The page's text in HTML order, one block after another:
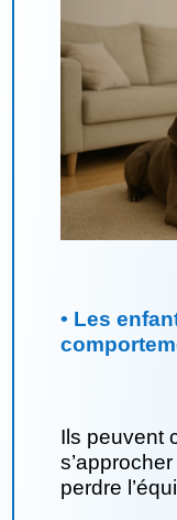
• Les
Ils peuvent
perdre